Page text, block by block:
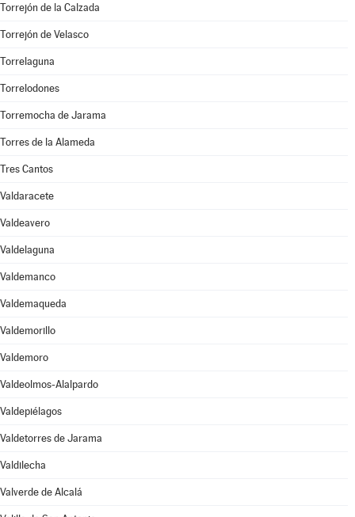
Torrejón de la Calzada
Torrejón de Velasco
Torrelaguna
Torrelodones
Torremocha de Jarama
Torres de la Alameda
Tres Cantos
Valdaracete
Valdeavero
Valdelaguna
Valdemanco
Valdemaqueda
Valdemorillo
Valdemoro
Valdeolmos-Alalpardo
Valdepiélagos
Valdetorres de Jarama
Valdilecha
Valverde de Alcalá